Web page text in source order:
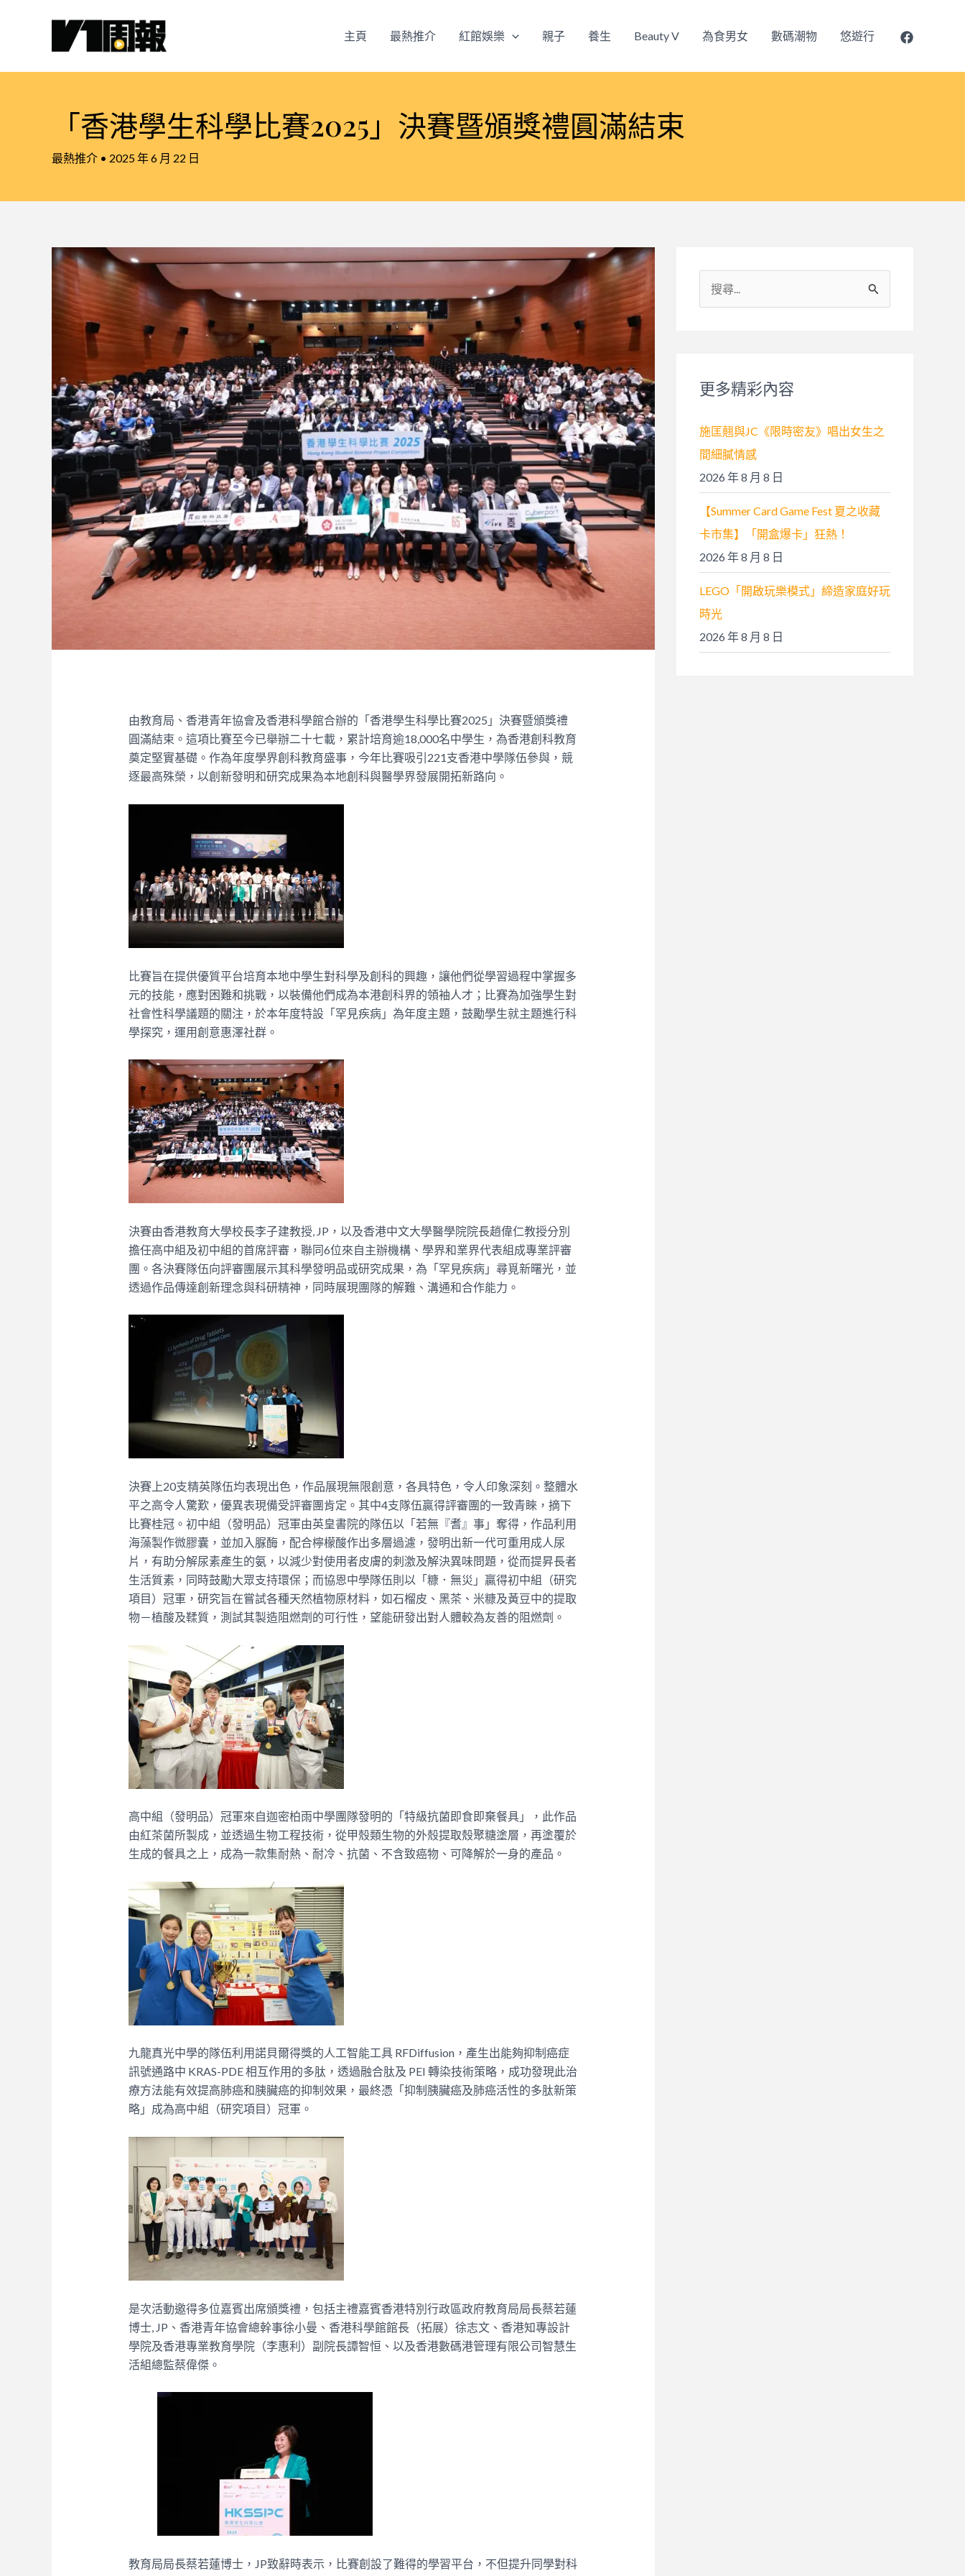
主頁 最熱推介 紅館娛樂 親子 養生 Beauty V 為食男女 數碼潮物 悠遊行
「香港學生科學比賽2025」決賽暨頒獎禮圓滿結束
最熱推介 • 2025 年 6 月 22 日
由教育局、香港青年協會及香港科學館合辦的「香港學生科學比賽2025」決賽暨頒獎禮
圓滿結束。這項比賽至今已舉辦二十七載，累計培育逾18,000名中學生，為香港創科教育
奠定堅實基礎。作為年度學界創科教育盛事，今年比賽吸引221支香港中學隊伍參與，競
逐最高殊榮，以創新發明和研究成果為本地創科與醫學界發展開拓新路向。
比賽旨在提供優質平台培育本地中學生對科學及創科的興趣，讓他們從學習過程中掌握多
元的技能，應對困難和挑戰，以裝備他們成為本港創科界的領袖人才；比賽為加強學生對
社會性科學議題的關注，於本年度特設「罕見疾病」為年度主題，鼓勵學生就主題進行科
學探究，運用創意惠澤社群。
決賽由香港教育大學校長李子建教授, JP，以及香港中文大學醫學院院長趙偉仁教授分別
擔任高中組及初中組的首席評審，聯同6位來自主辦機構、學界和業界代表組成專業評審
團。各決賽隊伍向評審團展示其科學發明品或研究成果，為「罕見疾病」尋覓新曙光，並
透過作品傳達創新理念與科研精神，同時展現團隊的解難、溝通和合作能力。
決賽上20支精英隊伍均表現出色，作品展現無限創意，各具特色，令人印象深刻。整體水
平之高令人驚歎，優異表現備受評審團肯定。其中4支隊伍贏得評審團的一致青睞，摘下
比賽桂冠。初中組（發明品）冠軍由英皇書院的隊伍以「若無『耆』事」奪得，作品利用
海藻製作微膠囊，並加入脲酶，配合檸檬酸作出多層過濾，發明出新一代可重用成人尿
片，有助分解尿素產生的氨，以減少對使用者皮膚的刺激及解決異味問題，從而提昇長者
生活質素，同時鼓勵大眾支持環保；而協恩中學隊伍則以「糠．無災」贏得初中組（研究
項目）冠軍，研究旨在嘗試各種天然植物原材料，如石榴皮、黑茶、米糠及黃豆中的提取
物－植酸及鞣質，測試其製造阻燃劑的可行性，望能研發出對人體較為友善的阻燃劑。
高中組（發明品）冠軍來自迦密柏雨中學團隊發明的「特級抗菌即食即棄餐具」，此作品
由紅茶菌所製成，並透過生物工程技術，從甲殼類生物的外殼提取殼聚糖塗層，再塗覆於
生成的餐具之上，成為一款集耐熱、耐冷、抗菌、不含致癌物、可降解於一身的產品。
九龍真光中學的隊伍利用諾貝爾得獎的人工智能工具 RFDiffusion，產生出能夠抑制癌症
訊號通路中 KRAS-PDE 相互作用的多肽，透過融合肽及 PEI 轉染技術策略，成功發現此治
療方法能有效提高肺癌和胰臟癌的抑制效果，最終憑「抑制胰臟癌及肺癌活性的多肽新策
略」成為高中組（研究項目）冠軍。
是次活動邀得多位嘉賓出席頒獎禮，包括主禮嘉賓香港特別行政區政府教育局局長蔡若蓮
博士, JP、香港青年協會總幹事徐小曼、香港科學館館長（拓展）徐志文、香港知專設計
學院及香港專業教育學院（李惠利）副院長譚智恒、以及香港數碼港管理有限公司智慧生
活組總監蔡偉傑。
教育局局長蔡若蓮博士，JP致辭時表示，比賽創設了難得的學習平台，不但提升同學對科
尋
:更多精彩內容
施匡翹與JC《限時密友》唱出女生之
間細膩情感
2026 年 8 月 8 日
【Summer Card Game Fest 夏之收藏
卡市集】「開盒爆卡」狂熱！
2026 年 8 月 8 日
LEGO「開啟玩樂模式」締造家庭好玩
時光
2026 年 8 月 8 日